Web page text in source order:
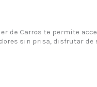
de Carros te permite
sin prisa, disfrutar